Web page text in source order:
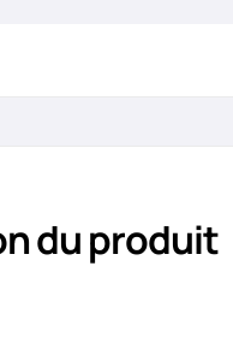
du produit